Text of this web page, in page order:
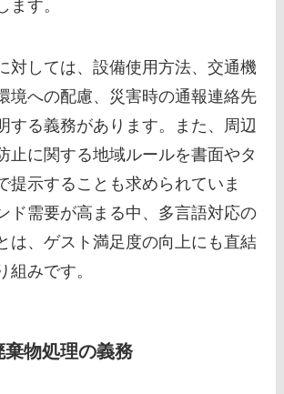
ます。
対しては、設備使用方法、交通機
境への配慮、災害時の通報連絡先
する義務があります。また、周辺
止に関する地域ルールを書面やタ
提示することも求められていま
ド需要が高まる中、多言語対応の
は、ゲスト満足度の向上にも直結
組みです。
物処理の義務